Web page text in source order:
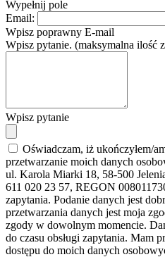
Wypełnij pole
Email:
Wpisz poprawny E-mail
Wpisz pytanie. (maksymalna ilość
Wpisz pytanie
Oświadczam, iż ukończyłem/
przetwarzanie moich danych
ul. Karola Miarki 18, 58-500
611 020 23 57, REGON
zapytania. Podanie danych jest
przetwarzania danych jest moja
zgody w dowolnym momencie.
do czasu obsługi zapytania. Mam
dostępu do moich danych